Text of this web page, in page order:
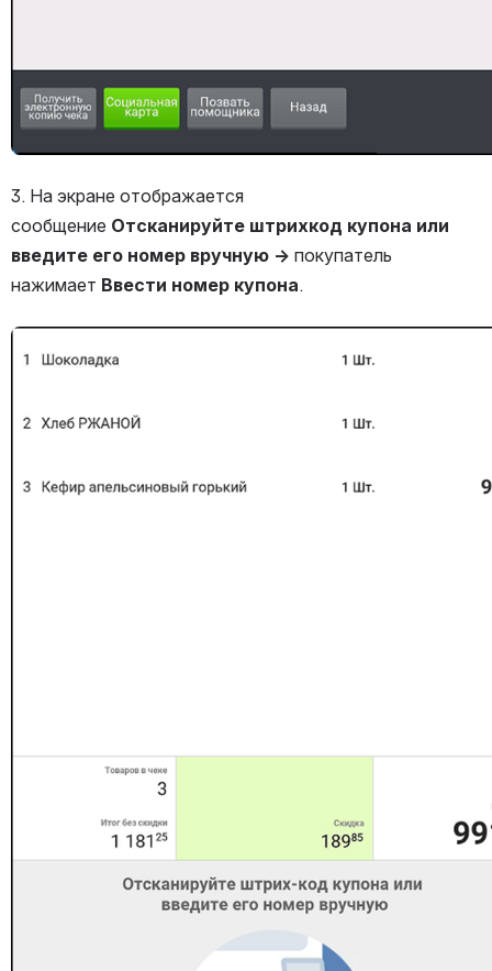
3. На экране отображается
сообщение Отсканируйте штрихкод купона или
введите его номер вручную → покупатель
нажимает Ввести номер купона.